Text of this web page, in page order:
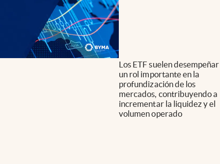
Los ETF suelen desempeñar
un rol importante en la
profundización de los
mercados, contribuyendo a
incrementar la liquidez y el
volumen operado